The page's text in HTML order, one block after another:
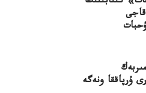
ۇرپاققا ونەگە